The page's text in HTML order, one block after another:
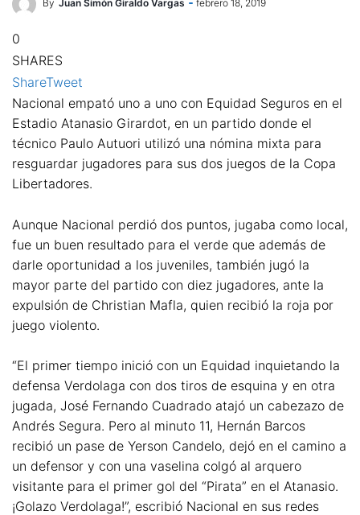
By Juan Simón Giraldo Vargas febrero 18, 2019
0
SHARES
ShareTweet
Nacional empató uno a uno con Equidad Seguros en el
Estadio Atanasio Girardot, en un partido donde el
técnico Paulo Autuori utilizó una nómina mixta para
resguardar jugadores para sus dos juegos de la Copa
Libertadores.
Aunque Nacional perdió dos puntos, jugaba como local,
fue un buen resultado para el verde que además de
darle oportunidad a los juveniles, también jugó la
mayor parte del partido con diez jugadores, ante la
expulsión de Christian Mafla, quien recibió la roja por
juego violento.
“El primer tiempo inició con un Equidad inquietando la
defensa Verdolaga con dos tiros de esquina y en otra
jugada, José Fernando Cuadrado atajó un cabezazo de
Andrés Segura. Pero al minuto 11, Hernán Barcos
recibió un pase de Yerson Candelo, dejó en el camino a
un defensor y con una vaselina colgó al arquero
visitante para el primer gol del “Pirata” en el Atanasio.
¡Golazo Verdolaga!”, escribió Nacional en sus redes